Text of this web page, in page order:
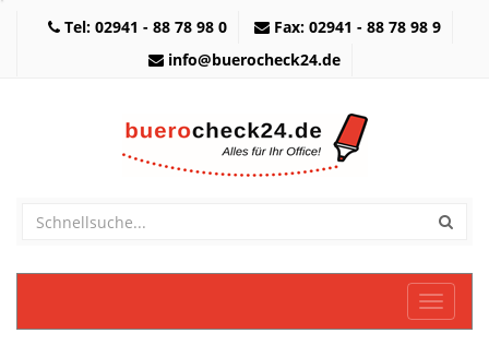
Tel: 02941 - 88 78 98 0
Fax: 02941 - 88 78 98 9
info@buerocheck24.de
Toggle